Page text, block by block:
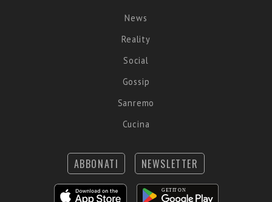
News
Reality
Social
Gossip
Sanremo
Cucina
ABBONATI NEWSLETTER